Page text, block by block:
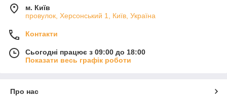
м. Київ
провулок, Херсонський 1, Київ, Україна
Контакти
Сьогодні працює з 09:00 до 18:00
Показати весь графік роботи
Про нас